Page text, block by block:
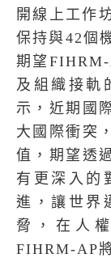
開線上工作
保持與42個
期望
及組織接軌
示，近期國
大國際衝突
值，期望透
有更深入的
進，讓世界
脅，在人
FIHRM-AP